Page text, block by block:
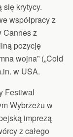
się krytycy.
współpracy z
Cannes z
pozycję
wojna” („Cold
w USA.
Festiwal
Wybrzeżu w
imprezą
z całego